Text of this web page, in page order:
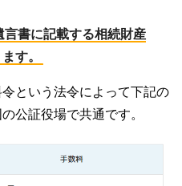
書に記載する相続財産
す。
という法令によって下記の
公証役場で共通です。